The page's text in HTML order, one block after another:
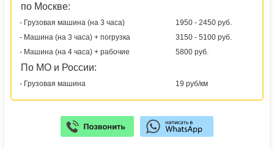
по Москве:
- Грузовая машина (на 3 часа)
1950 - 2450 руб.
- Машина (на 3 часа) + погрузка
3150 - 5100 руб.
- Машина (на 4 часа) + рабочие
5800 руб.
По МО и России:
- Грузовая машина 19 руб/км